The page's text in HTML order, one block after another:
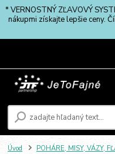
* VERNOSTNÝ ZĽAVOVÝ
nákupmi získajte lepšie ceny.
Úvod POHÁRE, MISY, VÁZY,